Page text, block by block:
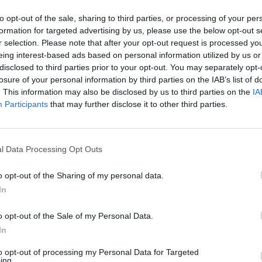
opt-out of the sale, sharing to third parties, or processing of your
for targeted advertising by us, please use the below opt-out
selection. Please note that after your opt-out request is processed
interest-based ads based on personal information utilized by us
to third parties prior to your opt-out. You may separately
of your personal information by third parties on the IAB’s list of
This information may also be disclosed by us to third parties on the
Participants that may further disclose it to other third parties.
Data Processing Opt Outs
opt-out of the Sharing of my personal data.
opt-out of the Sale of my Personal Data.
opt-out of processing my Personal Data for Targeted
PACKAGING S.R.L.
BUSTI S.R.L. 2-5 milioni 18.14.00
25-50 milioni 43.21.01
DIES S.R.L. 5-10 milioni 25.53.00
S.R.L. 2-5 milioni
S.P.A.